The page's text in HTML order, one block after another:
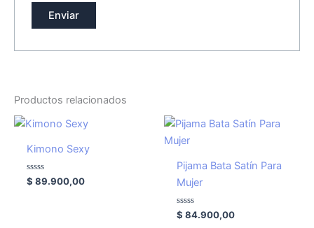
Productos relacionados
Kimono Sexy
Valorado
con
$ 89.900,00
Pijama Bata Satín Para
Mujer
Valorado
con
$ 84.900,00